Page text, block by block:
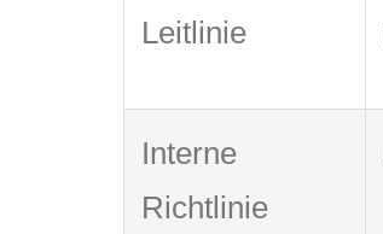
Leitlinie
Interne
Richtlinie